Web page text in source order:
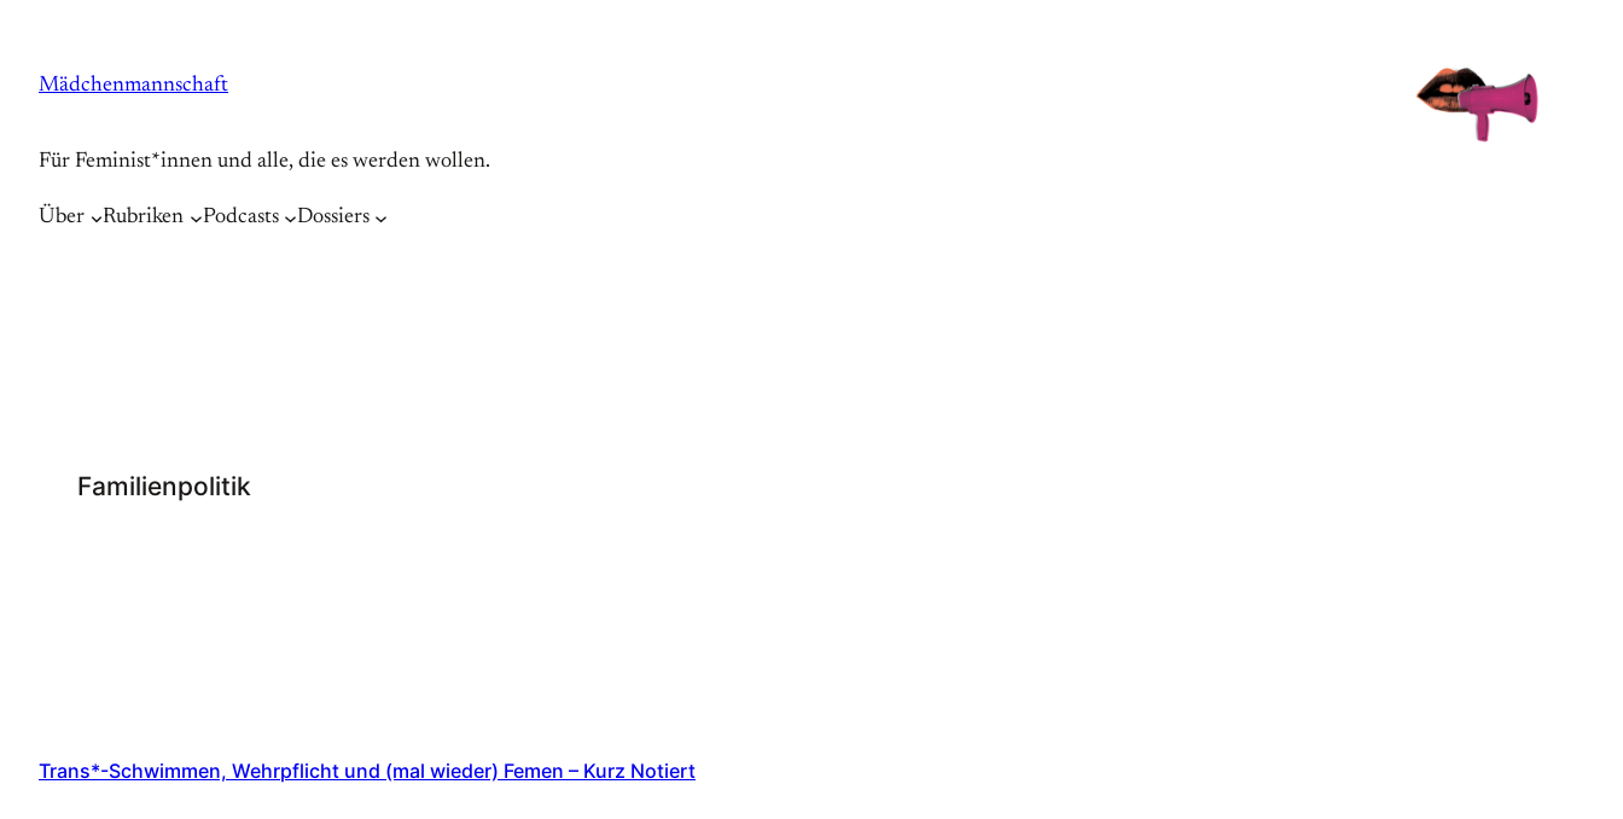
springen
Mädchenmannschaft
Für Feminist*innen und alle, die es werden wollen.
Über Rubriken Podcasts Dossiers
Familienpolitik
Trans*-Schwimmen, Wehrpflicht und (mal wieder) Femen – Kurz Notiert